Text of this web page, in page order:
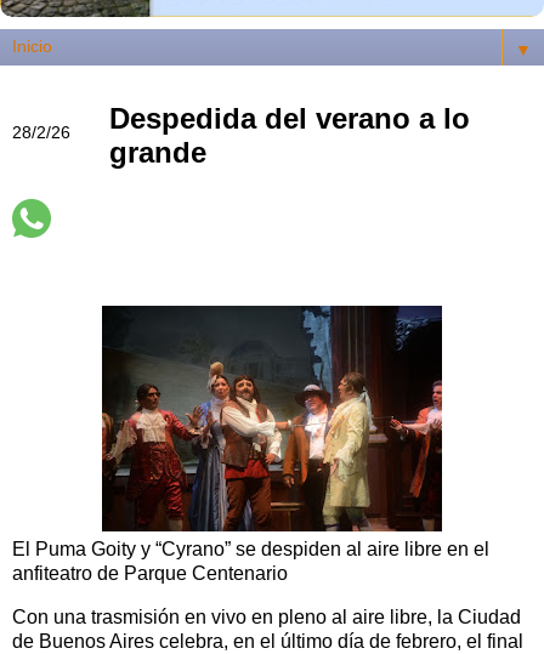
▼
28/2/26
Despedida del verano a lo
grande
El Puma Goity y “Cyrano” se despiden al aire libre en el
anfiteatro de Parque Centenario
Con una trasmisión en vivo en pleno al aire libre, la Ciudad
de Buenos Aires celebra, en el último día de febrero, el final